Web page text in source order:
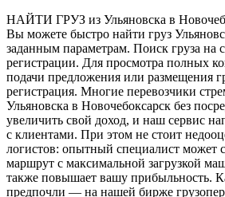
НАЙТИ ГРУЗ из Ульяновска в
Вы можете быстро найти груз
заданным параметрам. Поиск груза на
регистрации. Для просмотра полных
подачи предложения или размещения
регистрация. Многие перевозчики
Ульяновска в Новочебоксарск без
увеличить свой доход, и наш сервис
с клиентами. При этом не стоит
логистов: опытный специалист может
маршрут с максимальной загрузкой
также повышает вашу прибыльность.
предпочли — на нашей бирже